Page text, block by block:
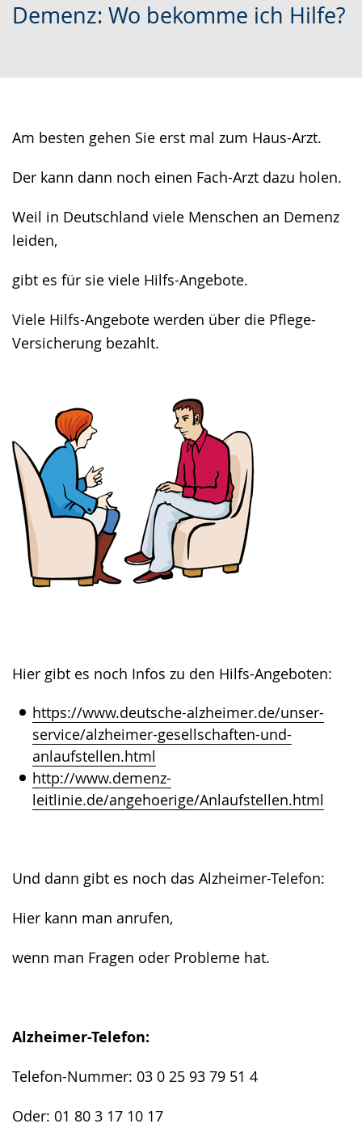
Leichten
Audio-
Video
angezeigt.
Demenz: Wo bekomme ich Hilfe?
Am besten gehen Sie erst mal zum Haus-Arzt.
Der kann dann noch einen Fach-Arzt dazu holen.
Weil in Deutschland viele Menschen an Demenz
leiden,
gibt es für sie viele Hilfs-Angebote.
Viele Hilfs-Angebote werden über die Pflege-
Versicherung bezahlt.
Hier gibt es noch Infos zu den Hilfs-Angeboten:
https://www.deutsche-alzheimer.de/unser-
service/alzheimer-gesellschaften-und-
anlaufstellen.html
http://www.demenz-
leitlinie.de/angehoerige/Anlaufstellen.html
Und dann gibt es noch das Alzheimer-Telefon:
Hier kann man anrufen,
wenn man Fragen oder Probleme hat.
​​​​​​​Alzheimer-Telefon:
Telefon-Nummer: 03 0 25 93 79 51 4
Oder: 01 80 3 17 10 17